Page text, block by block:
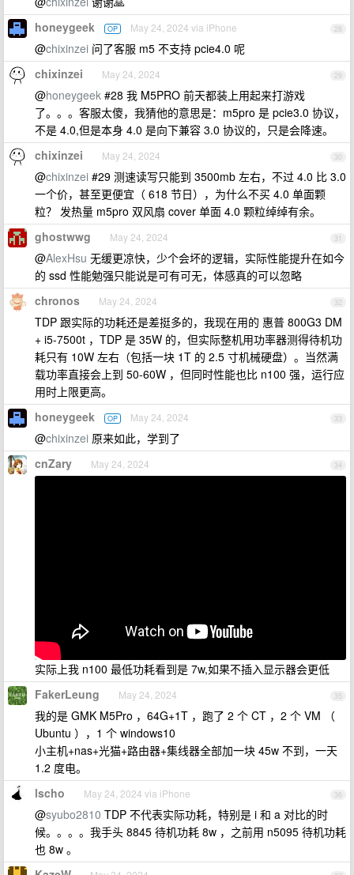
28
honeygeek OP May 24, 2024 via iPhone
@chixinzei 问了客服 m5 不支持 pcie4.0 呢
29
chixinzei May 24, 2024
@honeygeek #28 我 M5PRO 前天都装上用起来打游戏
了。。。客服太傻，我猜他的意思是：m5pro 是 pcie3.0 协议，
不是 4.0,但是本身 4.0 是向下兼容 3.0 协议的，只是会降速。
30
chixinzei May 24, 2024
@chixinzei #29 测速读写只能到 3500mb 左右，不过 4.0 比 3.0
一个价，甚至更便宜（ 618 节日），为什么不买 4.0 单面颗
粒？ 发热量 m5pro 双风扇 cover 单面 4.0 颗粒绰绰有余。
31
ghostwwg May 24, 2024
@AlexHsu 无缓更凉快，少个会坏的逻辑，实际性能提升在如今
的 ssd 性能勉强只能说是可有可无，体感真的可以忽略
32
chronos May 24, 2024
TDP 跟实际的功耗还是差挺多的，我现在用的 惠普 800G3 DM
+ i5-7500t ，TDP 是 35W 的，但实际整机用功率器测得待机功
耗只有 10W 左右（包括一块 1T 的 2.5 寸机械硬盘）。当然满
载功率直接会上到 50-60W ，但同时性能也比 n100 强，运行应
用时上限更高。
33
honeygeek OP May 24, 2024
@chixinzei 原来如此，学到了
34
cnZary May 24, 2024
实际上我 n100 最低功耗看到是 7w,如果不插入显示器会更低
35
FakerLeung May 24, 2024
我的是 GMK M5Pro ，64G+1T ，跑了 2 个 CT ，2 个 VM （
Ubuntu ），1 个 windows10
小主机+nas+光猫+路由器+集线器全部加一块 45w 不到，一天
1.2 度电。
36
lscho May 24, 2024 via iPhone
@syubo2810 TDP 不代表实际功耗，特别是 i 和 a 对比的时
候。。。。我手头 8845 待机功耗 8w ，之前用 n5095 待机功耗
也 8w 。